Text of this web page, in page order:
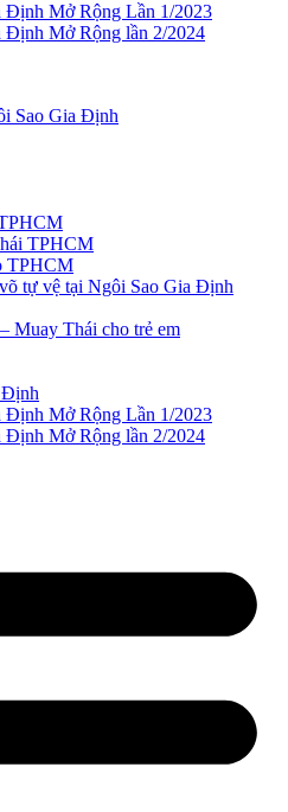
Định Mở Rộng Lần 1/2023
Định Mở Rộng lần 2/2024
Sao Gia Định
TPHCM
TPHCM
tự vệ tại Ngôi Sao Gia Định
Muay Thái cho trẻ em
Định
Định Mở Rộng Lần 1/2023
Định Mở Rộng lần 2/2024